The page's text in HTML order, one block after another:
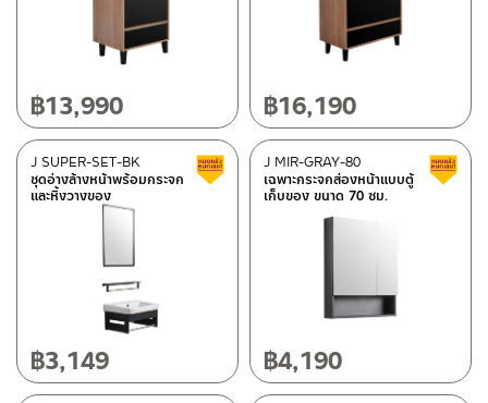
฿13,990 ฿16,190
ชุดอ่างล้างหน้าพร้อมกระจก
และหิ้งวางของ
J SUPER-SET-BK Clearance sale
฿3,149
เฉพาะกระจกส่องหน้าแบบตู้
เก็บของ ขนาด 70 ซม.
J MIR-GRAY-80
฿4,190